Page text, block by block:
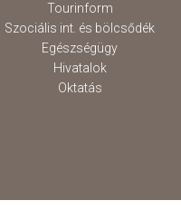
Tourinform
Szociális int. és bölcsődék
Egészségügy
Hivatalok
Oktatás